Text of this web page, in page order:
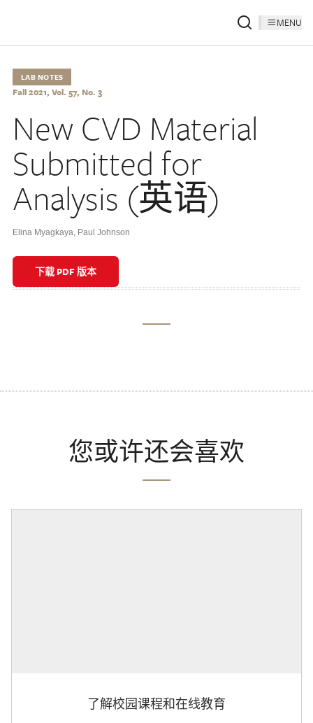
MENU
LAB NOTES
Fall 2021, Vol. 57, No. 3
New CVD Material
Submitted for
Analysis (英语)
Elina Myagkaya, Paul Johnson
下载 PDF 版本
您或许还会喜欢
了解校园课程和在线教育